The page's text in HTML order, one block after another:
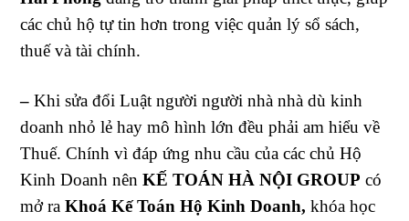
các chủ hộ tự tin hơn trong việc quản lý sổ sách,
thuế và tài chính.
–Khi sửa đổi Luật người người nhà nhà dù kinh
doanh nhỏ lẻ hay mô hình lớn đều phải am hiểu về
Thuế. Chính vì đáp ứng nhu cầu của các chủ Hộ
Kinh Doanh nênKẾ TOÁN HÀ NỘI GROUP có
mở raKhoá Kế Toán Hộ Kinh Doanh, khóa học